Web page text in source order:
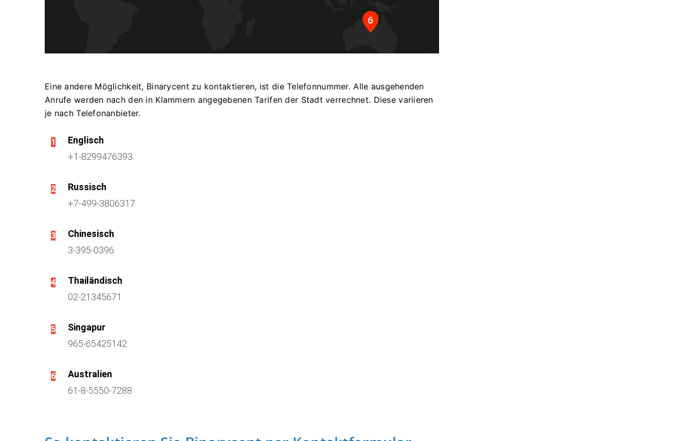
Eine andere Möglichkeit, Binarycent zu kontaktieren, ist die Telefonnummer.Alle ausgehenden
Anrufe werden nach den in Klammern angegebenen Tarifen der Stadt verrechnet. Diese variieren
je nach Telefonanbieter.
1
Englisch
+1-8299476393
2
Russisch
+7-499-3806317
3
Chinesisch
3-395-0396
4
Thailändisch
02-21345671
5
Singapur
965-65425142
6
Australien
61-8-5550-7288